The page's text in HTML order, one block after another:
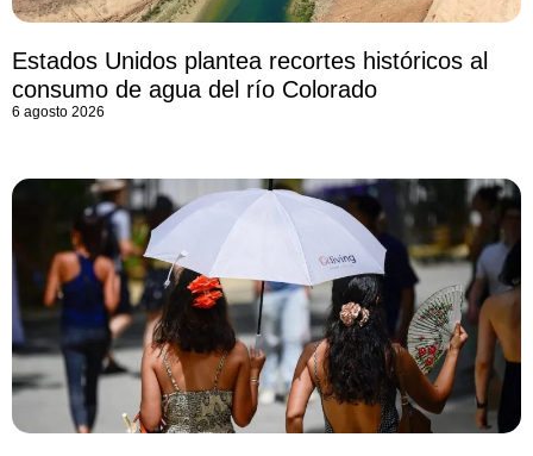
Estados Unidos plantea recortes históricos al
consumo de agua del río Colorado
6 agosto 2026